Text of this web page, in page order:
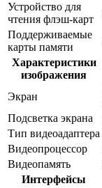
Устройство для
чтения флэш-карт
Поддерживаемые
карты памяти
Характеристики
изображения
Экран
Подсветка экрана
Тип видеоадаптера
Видеопроцессор
Видеопамять
Интерфейсы